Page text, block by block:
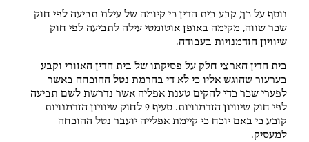
נוסף על כך, קבע בית הדין כי קיומה של עילת תביעה לפי חוק
שכר שווה, מקימה באופן אוטומטי עילה לתביעה לפי חוק
שיוויון הזדמנויות בעבודה.
בית הדין הארצי חלק על פסיקתו של בית הדין האזורי וקבע
בערעור שהוגש אליו כי לא די בהרמת נטל ההוכחה באשר
לפערי שכר כדי להקים טענת אפליה אשר נדרשת לשם תביעה
לפי חוק שיוויון הזדמנויות. סעיף 9 לחוק שיוויון הזדמנויות
קובע כי באם יוכח כי קיימת אפלייה יועבר נטל ההוכחה
למעסיק.